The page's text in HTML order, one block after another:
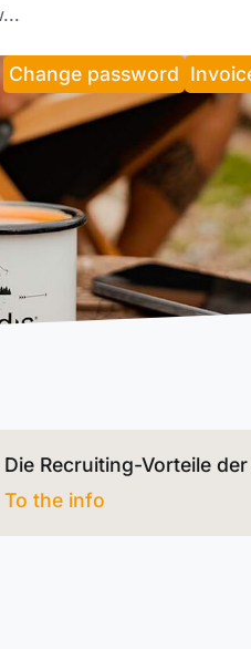
Change password
Die Recruiting-Vorteile
To the info